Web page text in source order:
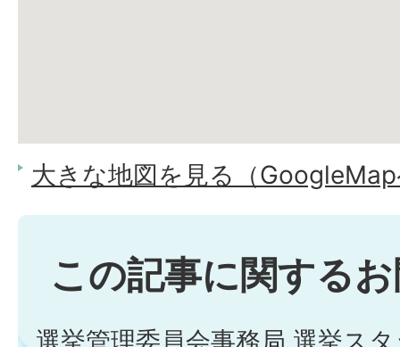
大きな地図を見る（
この記事に関する